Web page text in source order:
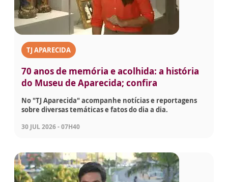
TJ APARECIDA
70 anos de memória e acolhida: a história
do Museu de Aparecida; confira
No "TJ Aparecida" acompanhe notícias e reportagens
sobre diversas temáticas e fatos do dia a dia.
30 JUL 2026 - 07H40